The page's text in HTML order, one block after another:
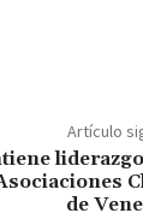
Artículo
de